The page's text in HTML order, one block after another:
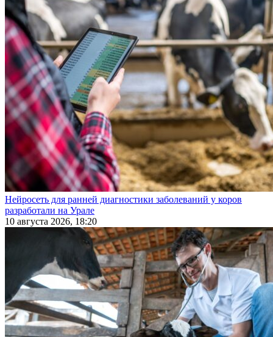
Нейросеть для ранней диагностики заболеваний у коров
разработали на Урале
10 августа 2026, 18:20